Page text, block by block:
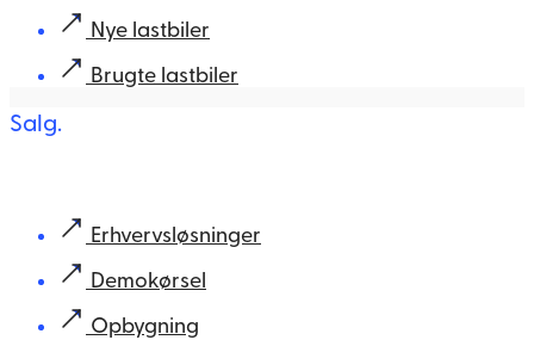
Nye lastbiler
Brugte lastbiler
Salg.
Erhvervsløsninger
Demokørsel
Opbygning